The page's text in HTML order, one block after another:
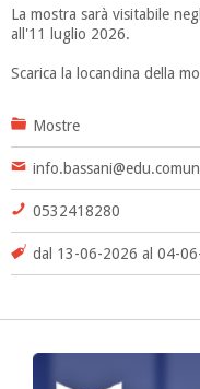
La mostra sarà visitabile
all'11 luglio 2026.
Scarica la locandina della
Mostre
0532418280
dal 13-06-2026 al 04-